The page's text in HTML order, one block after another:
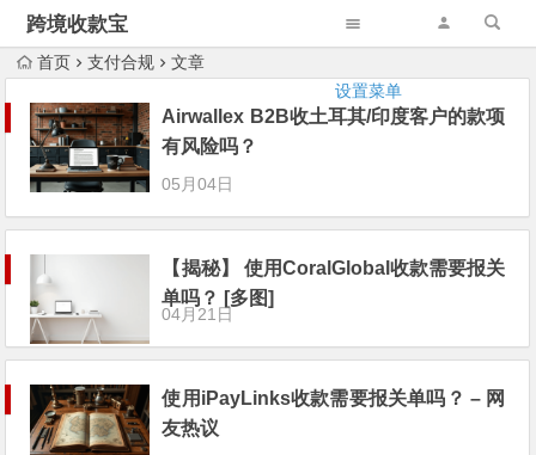
跨境收款宝
设置菜单
首页 支付合规 文章
Airwallex B2B收土耳其/印度客户的款项
有风险吗？
05月04日
【揭秘】 使用CoralGlobal收款需要报关
单吗？ [多图]
04月21日
使用iPayLinks收款需要报关单吗？ – 网
友热议